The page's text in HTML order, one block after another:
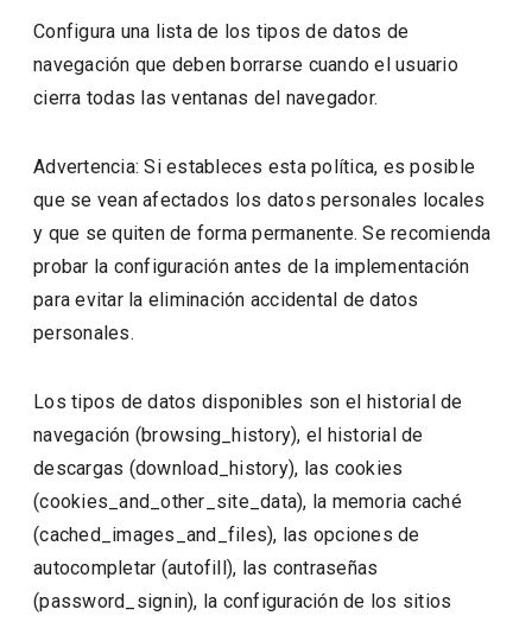
Configura una lista de los tipos de datos de
navegación que deben borrarse cuando el usuario
cierra todas las ventanas del navegador.
Advertencia: Si estableces esta política, es posible
que se vean afectados los datos personales locales
y que se quiten de forma permanente. Se recomienda
probar la configuración antes de la implementación
para evitar la eliminación accidental de datos
personales.
Los tipos de datos disponibles son el historial de
navegación (browsing_history), el historial de
descargas (download_history), las cookies
(cookies_and_other_site_data), la memoria caché
(cached_images_and_files), las opciones de
autocompletar (autofill), las contraseñas
(password_signin), la configuración de los sitios